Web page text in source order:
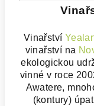
Vinařství
vinařství na
ekologickou
vinné v roce
Awatere,
(kontury)